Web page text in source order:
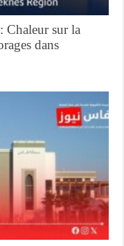
Chaleur sur la
dans